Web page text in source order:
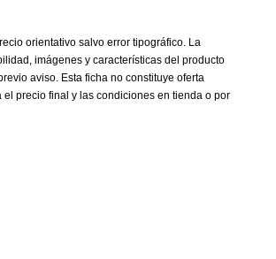
orientativo salvo error tipográfico. La
imágenes y características del producto
aviso. Esta ficha no constituye oferta
el precio final y las condiciones en tienda o por